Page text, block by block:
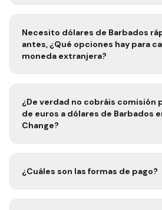
Necesito dólares de Barbados
antes, ¿Qué opciones hay para
moneda extranjera?
¿De verdad no cobráis comisión por cambiar
de euros a dólares de Barbados
Change?
¿Cuáles son las formas de pago?